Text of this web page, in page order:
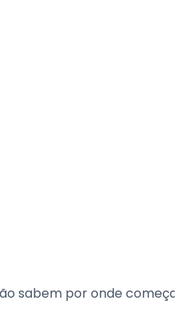
sabem por onde